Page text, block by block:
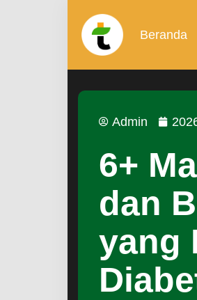
Beranda
Admin
6+
dan
yang